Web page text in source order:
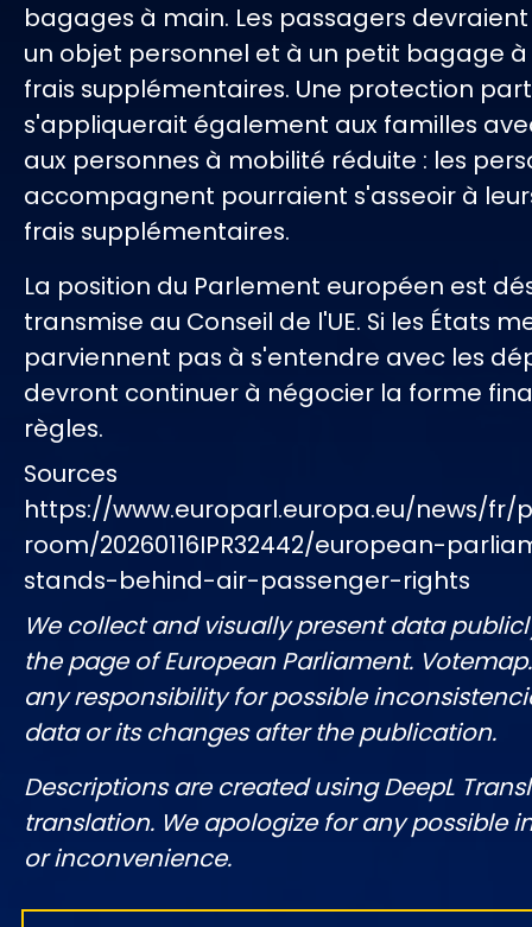
bagages à main. Les passagers
un objet personnel et à un petit bagage
frais supplémentaires. Une protection
s'appliquerait également aux familles
aux personnes à mobilité réduite : les
accompagnent pourraient s'asseoir à
frais supplémentaires.
La position du Parlement européen est
transmise au Conseil de l'UE. Si les États
parviennent pas à s'entendre avec les
devront continuer à négocier la forme
règles.
Sources
https://www.europarl.europa.eu/news/fr/
room/20260116IPR32442/european-
stands-behind-air-passenger-rights
We collect and visually present data
the page of European Parliament.
any responsibility for possible
data or its changes after the publication.
Descriptions are created using DeepL
translation. We apologize for any possible
or inconvenience.